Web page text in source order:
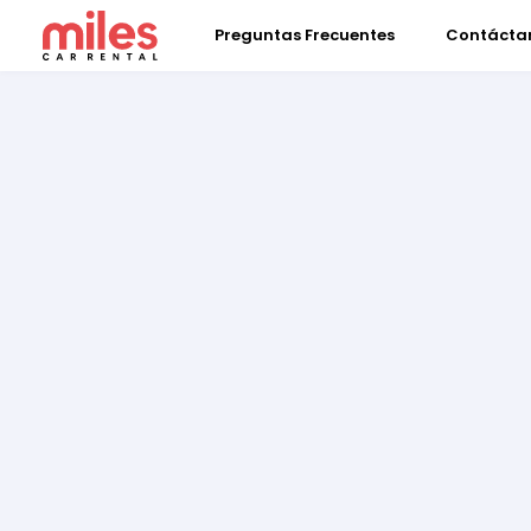
Preguntas Frecuentes